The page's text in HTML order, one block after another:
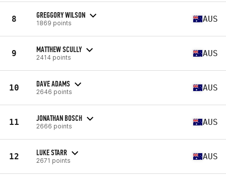
8 GREGGORY WILSON
1869 points AUS
9 MATTHEW SCULLY
2414 points AUS
10 DAVE ADAMS
2646 points AUS
11 JONATHAN BOSCH
2666 points AUS
12 LUKE STARR
2671 points AUS